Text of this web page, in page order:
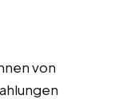
von